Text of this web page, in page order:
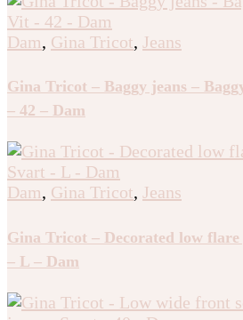
Dam, Gina Tricot, Jeans
Gina Tricot – Baggy jeans –
– 42 – Dam
Dam, Gina Tricot, Jeans
Gina Tricot – Decorated low flare
– L – Dam